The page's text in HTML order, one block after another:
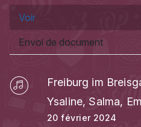
Onglets
Voir
Envoi de document
Freiburg im
Ysaline, Salma,
20 février 2024